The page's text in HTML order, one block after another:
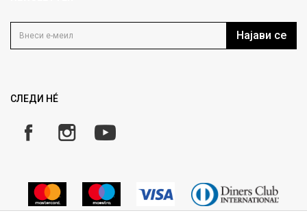
Кариера
Како да купите
Замена и рефундација на производи
Плаќање
Најави се
СЛЕДИ НÉ